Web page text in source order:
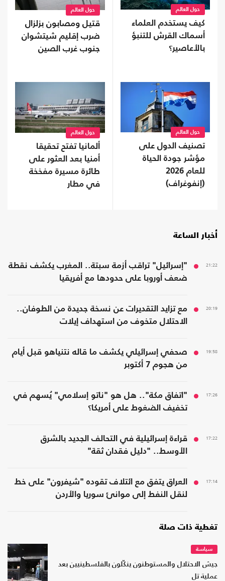
حول العالم
كيف يستخدم العلماء
أسماك القرش للتنبؤ
بالأعاصير؟
حول العالم
قتيل ومصابون بزلزال
ضرب إقليم شيتشوان
جنوب غرب الصين
حول العالم
تصنيف الدول على
مؤشر جودة الحياة
للعام 2026
(إنفوغراف)
حول العالم
ألمانيا تفتح تحقيقا
أمنيا بعد العثور على
طائرة مسيرة مفخخة
في مطار
أخبار الساعة
21:22
"إسرائيل" تراقب أزمة سبتة.. المغرب يكشف نقطة
ضعف أوروبا على حدودها مع أفريقيا
20:19
مع تزايد التقديرات عن نسخة جديدة من الطوفان..
الاحتلال متخوف من استهداف إيلات
19:58
صحفي إسرائيلي يكشف ما قاله نتنياهو قبل أيام
من هجوم 7 أكتوبر
17:26
"اتفاق مكة".. هل هو "ناتو إسلامي" يُسهم في
تخفيف الضغوط على أمريكا؟
17:22
قراءة إسرائيلية في التحالف الجديد بالشرق
الأوسط.. "دليل فقدان ثقة"
17:14
العراق يتفق مع ائتلاف تقوده "شيفرون" على خط
لنقل النفط إلى موانئ سوريا والأردن
تغطية ذات صلة
سياسة
جيش الاحتلال والمستوطنون ينكّلون بالفلسطينيين بعد
عملية تل